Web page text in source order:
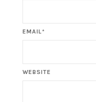
EMAIL*
WEBSITE